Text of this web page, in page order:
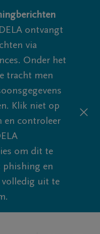
DELA ontvangt
via
Onder het
tracht men
Klik niet op
en controleer
om dit te
phishing en
volledig uit te